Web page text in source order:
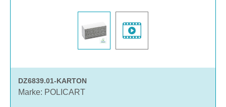
DZ6839.01-KARTON
Marke: POLICART